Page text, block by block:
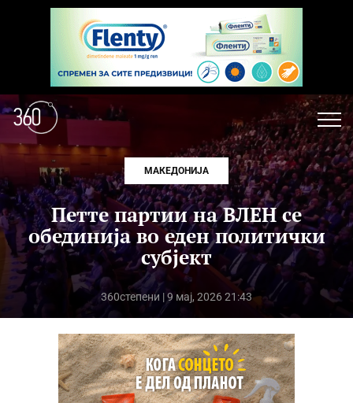
МАКЕДОНИЈА
Петте партии на ВЛЕН се
обединија во еден политички
субјект
360степени | 9 мај, 2026 21:43